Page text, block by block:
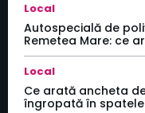
Local
Autospecială de
Remetea Mare: ce
Local
Ce arată ancheta
îngropată în